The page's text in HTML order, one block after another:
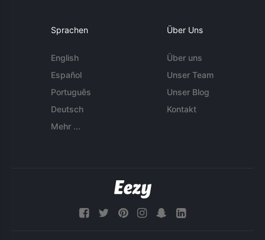
Sprachen
English
Español
Português
Deutsch
Mehr ...
Über Uns
Über uns
Unser Team
Unser Blog
Kontakt